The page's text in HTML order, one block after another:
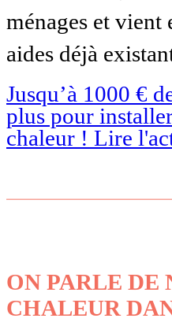
ménages et vient
aides déjà
Jusqu’à 1000 €
plus pour
chaleur ! Lire
ON PARLE DE
CHALEUR